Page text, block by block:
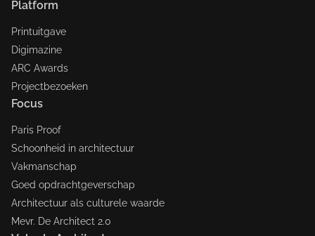
Platform
Printuitgave
Digimazine
ARC Awards
Projectbezoeken
Focus
Paris Proof
Schoonheid in architectuur
Vakmanschap
Goed opdrachtgeverschap
Architectuur als culturele waarde
Mevr. De Architect 2.0